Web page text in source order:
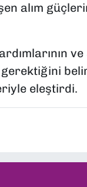
alım
eleştirdi.